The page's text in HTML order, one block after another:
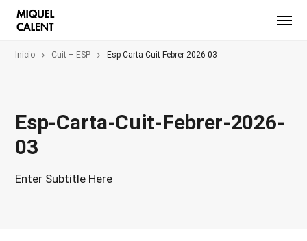
Inicio Cuit – ESP Esp-Carta-Cuit-Febrer-2026-03
Esp-Carta-Cuit-Febrer-2026-
03
Enter Subtitle Here